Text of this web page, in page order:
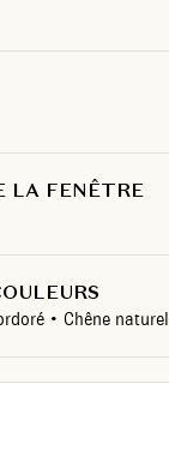
LA FENÊTRE
• Chêne naturel